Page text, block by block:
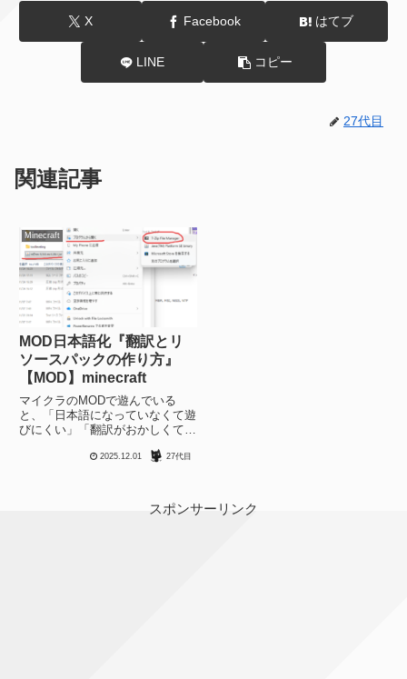
X Facebook はてブ
LINE コピー
27代目
関連記事
Minecraft
MOD日本語化『翻訳とリ
ソースパックの作り方』
【MOD】minecraft
マイクラのMODで遊んでいる
と、「日本語になっていなくて遊
びにくい」「翻訳がおかしくて違
たることがあります。新しい
たら嬉しいと思うのでその方法を
2025.12.01 27代目
スポンサーリンク